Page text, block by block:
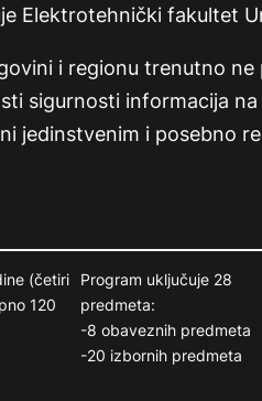
Elektrotehnički fakultet
i regionu trenutno
sigurnosti informacija
jedinstvenim i posebno
(četiri
120
Program uključuje 28
predmeta:
-8 obaveznih predmeta
-20 izbornih predmeta